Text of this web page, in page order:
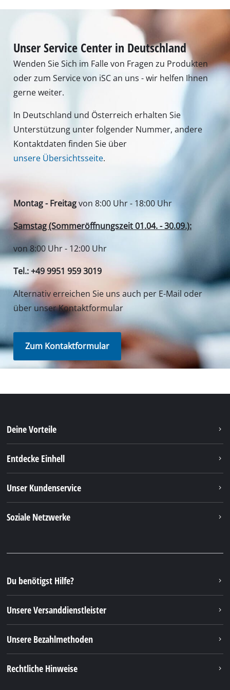
Unser Service Center in Deutschland
Wenden Sie Sich im Falle von Fragen zu Produkten
oder zum Service von iSC an uns - wir helfen Ihnen
gerne weiter.
In Deutschland und Österreich erhalten Sie
Unterstützung unter folgender Nummer, andere
Kontaktdaten finden Sie über
unsere Übersichtsseite.
Montag - Freitagvon 8:00 Uhr - 18:00 Uhr
Samstag (Sommeröffnungszeit 01.04. - 30.09.):
von 8:00 Uhr - 12:00 Uhr
Tel.: +49 9951 959 3019
Alternativ erreichen Sie uns auch per E-Mail oder
über unser Kontaktformular
Zum Kontaktformular
Deine Vorteile
Entdecke Einhell
Unser Kundenservice
Soziale Netzwerke
Du benötigst Hilfe?
Unsere Versanddienstleister
Unsere Bezahlmethoden
Rechtliche Hinweise